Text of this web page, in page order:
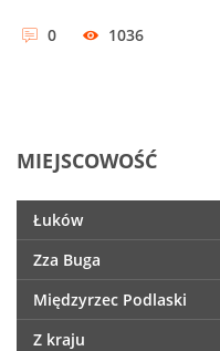
0 1036
MIEJSCOWOŚĆ
Łuków
Zza Buga
Międzyrzec Podlaski
Z kraju